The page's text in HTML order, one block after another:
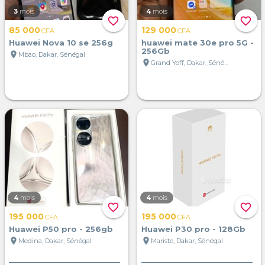
favorite_border
3 mois
85 000CFA
Huawei Nova 10 se 256g
location_on Mbao, Dakar, Sénégal
favorite_border
4 mois
129 000CFA
huawei mate 30e pro 5G -
256Gb
location_on
Grand Yoff, Dakar, Sénégal
favorite_border
4 mois
195 000CFA
Huawei P50 pro - 256gb
location_on Medina, Dakar, Sénégal
favorite_border
4 mois
195 000CFA
Huawei P30 pro - 128Gb
location_on Mariste, Dakar, Sénégal